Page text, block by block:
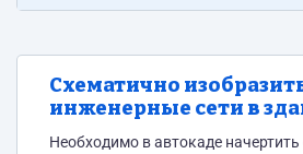
Схематично
инженерные сети в
автокаде
Необходимо в автокаде